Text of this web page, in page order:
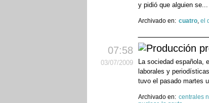
y pidió que alguien se...
Archivado en: cuatro, el
07:58
03/07/2009
La sociedad española,
laborales y
tuvo el pasado martes
Archivado en: centrales